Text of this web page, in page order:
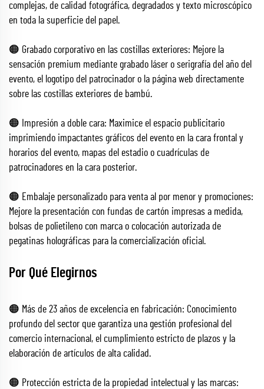
complejas, de calidad fotográfica, degradados y texto microscópico
en toda la superficie del papel.
🟠 Grabado corporativo en las costillas exteriores: Mejore la
sensación premium mediante grabado láser o serigrafía del año del
evento, el logotipo del patrocinador o la página web directamente
sobre las costillas exteriores de bambú.
🟠 Impresión a doble cara: Maximice el espacio publicitario
imprimiendo impactantes gráficos del evento en la cara frontal y
horarios del evento, mapas del estadio o cuadrículas de
patrocinadores en la cara posterior.
🟠 Embalaje personalizado para venta al por menor y promociones:
Mejore la presentación con fundas de cartón impresas a medida,
bolsas de polietileno con marca o colocación autorizada de
pegatinas holográficas para la comercialización oficial.
Por Qué Elegirnos
🟠 Más de 23 años de excelencia en fabricación: Conocimiento
profundo del sector que garantiza una gestión profesional del
comercio internacional, el cumplimiento estricto de plazos y la
elaboración de artículos de alta calidad.
🟠 Protección estricta de la propiedad intelectual y las marcas: